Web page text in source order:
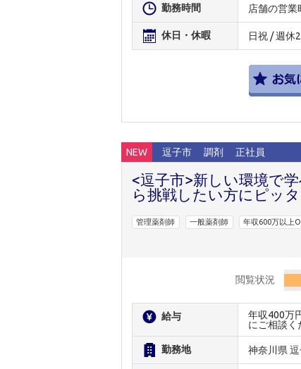
勤務時間 店舗の営業
休日・休暇 日祝 / 週休
NEW 逗子市 調剤 正社員
<逗子市>新しい環境で
ら挑戦したい方にピッ
管理薬剤師 一般薬剤師 年収600万以上
閲覧状況
給与
年収400万
にご相談く
勤務地 神奈川県